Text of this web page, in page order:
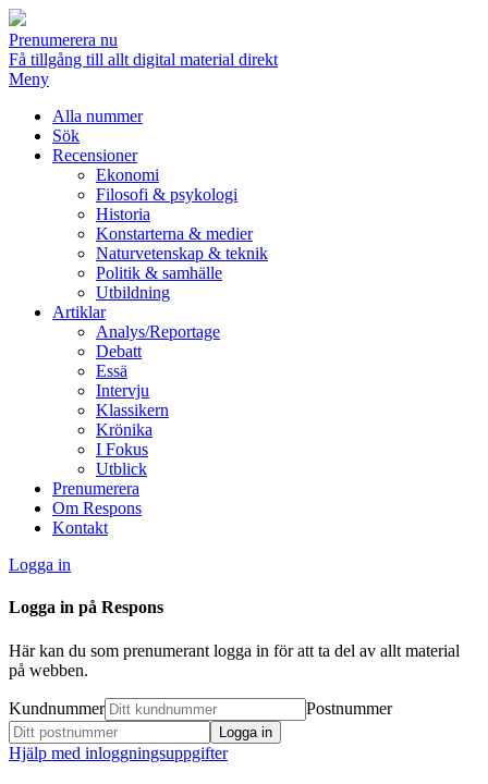
Prenumerera nu
Få tillgång till allt digital material direkt
Meny
Alla nummer
Sök
Recensioner
Ekonomi
Filosofi & psykologi
Historia
Konstarterna & medier
Naturvetenskap & teknik
Politik & samhälle
Utbildning
Artiklar
Analys/Reportage
Debatt
Essä
Intervju
Klassikern
Krönika
I Fokus
Utblick
Prenumerera
Om Respons
Kontakt
Logga in
Logga in på Respons
Här kan du som prenumerant logga in för att ta del av allt material
på webben.
Kundnummer Postnummer
Hjälp med inloggningsuppgifter